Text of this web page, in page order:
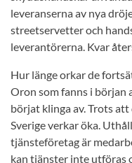
leveranserna av nya
streetservetter och
leverantörerna. Kvar
Hur länge orkar de
Oron som fanns i början
börjat klinga av. Trots
Sverige verkar öka.
tjänsteföretag är
kan tjänster inte utföras